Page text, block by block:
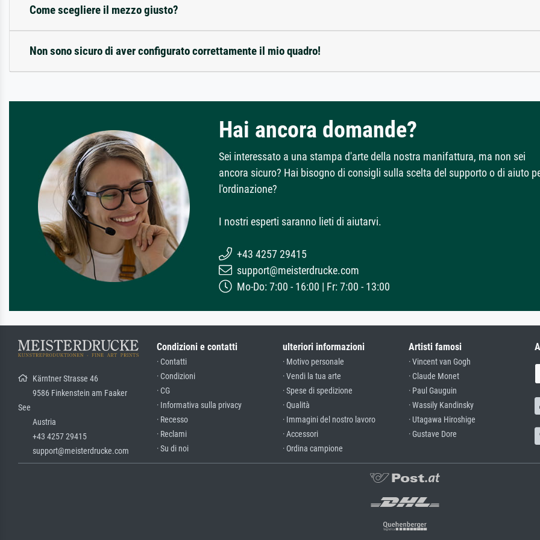
Come scegliere il mezzo giusto?
Non sono sicuro di aver configurato correttamente il mio quadro!
Hai ancora domande?
Sei interessato a una stampa d'arte della nostra manifattura, ma non sei
ancora sicuro? Hai bisogno di consigli sulla scelta del supporto o di aiuto
l'ordinazione?
I nostri esperti saranno lieti di aiutarvi.
+43 4257 29415
support@meisterdrucke.com
Mo-Do: 7:00 - 16:00 | Fr: 7:00 - 13:00
Kärntner Strasse 46
9586 Finkenstein am Faaker
See
Austria
+43 4257 29415
support@meisterdrucke.com
Condizioni e contatti
· Contatti
· Condizioni
· CG
· Informativa sulla privacy
· Recesso
· Reclami
· Su di noi
ulteriori informazioni
· Motivo personale
· Vendi la tua arte
· Spese di spedizione
· Qualità
· Immagini del nostro lavoro
· Accessori
· Ordina campione
Artisti famosi
· Vincent van Gogh
· Claude Monet
· Paul Gauguin
· Wassily Kandinsky
· Utagawa Hiroshige
· Gustave Dore